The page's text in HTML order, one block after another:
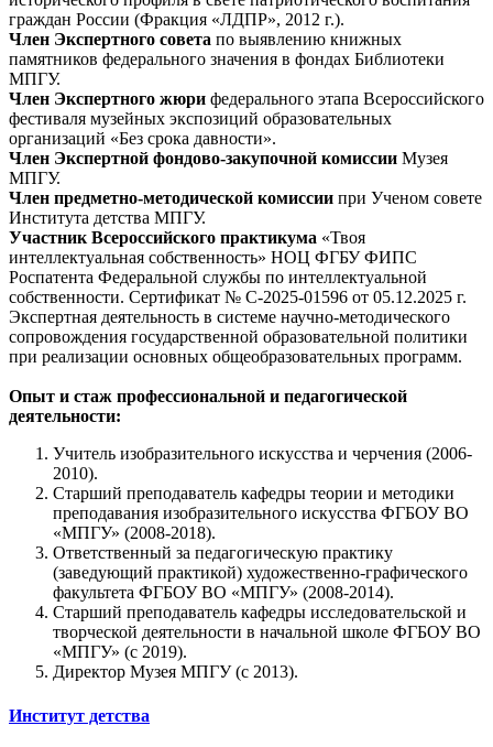
граждан России (Фракция «ЛДПР», 2012 г.).
Член Экспертного совета по выявлению книжных
памятников федерального значения в фондах Библиотеки
МПГУ.
Член Экспертного жюри федерального этапа Всероссийского
фестиваля музейных экспозиций образовательных
организаций «Без срока давности».
Член Экспертной фондово-закупочной комиссии Музея
МПГУ.
Член предметно-методической комиссии при Ученом совете
Института детства МПГУ.
Участник Всероссийского практикума «Твоя
интеллектуальная собственность» НОЦ ФГБУ ФИПС
Роспатента Федеральной службы по интеллектуальной
собственности. Сертификат № С-2025-01596 от 05.12.2025 г.
Экспертная деятельность в системе научно-методического
сопровождения государственной образовательной политики
при реализации основных общеобразовательных программ.
Опыт и стаж профессиональной и педагогической
деятельности:
Учитель изобразительного искусства и черчения (2006-
2010).
Старший преподаватель кафедры теории и методики
преподавания изобразительного искусства ФГБОУ ВО
«МПГУ» (2008-2018).
Ответственный за педагогическую практику
(заведующий практикой) художественно-графического
факультета ФГБОУ ВО «МПГУ» (2008-2014).
Старший преподаватель кафедры исследовательской и
творческой деятельности в начальной школе ФГБОУ ВО
«МПГУ» (с 2019).
Директор Музея МПГУ (с 2013).
Институт детства